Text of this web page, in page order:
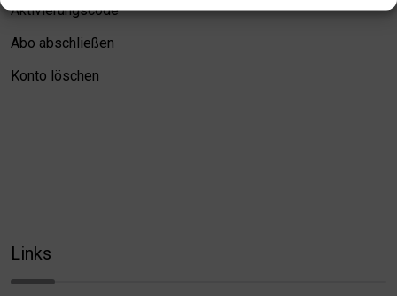
Aktivierungscode
Abo abschließen
Konto löschen
Links